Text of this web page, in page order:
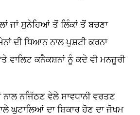
ਜਾਂ ਸੁਨੇਹਿਆਂ ਤੋਂ ਲਿੰਕਾਂ ਤੋਂ ਬਚਣਾ
ਦੀ ਧਿਆਨ ਨਾਲ ਪੁਸ਼ਟੀ ਕਰਨਾ
ਵਾਲਿਟ ਕਨੈਕਸ਼ਨਾਂ ਨੂੰ ਕਦੇ ਵੀ ਮਨਜ਼ੂਰੀ
ਨਾਲ ਨਜਿੱਠਣ ਵੇਲੇ ਸਾਵਧਾਨੀ ਵਰਤਣ
ਘੁਟਾਲਿਆਂ ਦਾ ਸ਼ਿਕਾਰ ਹੋਣ ਦਾ ਜੋਖਮ